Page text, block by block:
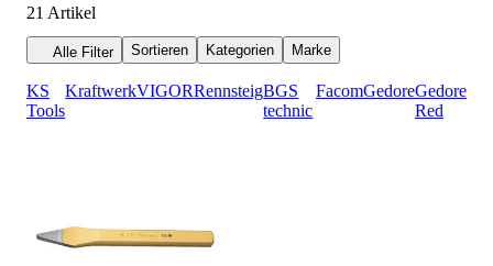
21 Artikel
Alle Filter Sortieren Kategorien Marke
KS
Tools
KraftwerkVIGORRennsteigBGS
technic
FacomGedoreGedore
Red